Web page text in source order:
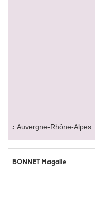
Auvergne-Rhône-Alpes
BONNET Magalie